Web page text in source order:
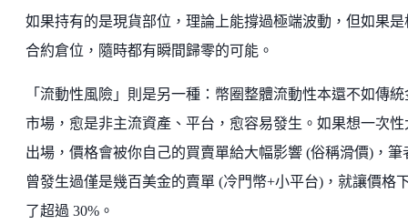
如果持有的是現貨部位，理論上能撐過極端波動，但如果是
合約倉位，隨時都有瞬間歸零的可能。
「流動性風險」則是另一種：幣圈整體流動性本還不如傳統
市場，愈是非主流資產、平台，愈容易發生。如果想一次性
出場，價格會被你自己的買賣單給大幅影響 (俗稱滑價)，筆
曾發生過僅是幾百美金的賣單 (冷門幣+小平台)，就讓價格
了超過 30%。